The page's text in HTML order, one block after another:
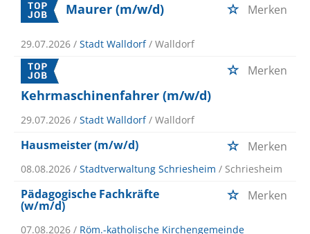
Maurer (m/w/d) Merken
29.07.2026 / Stadt Walldorf / Walldorf
Kehrmaschinenfahrer (m/w/d)
Merken
29.07.2026 / Stadt Walldorf / Walldorf
Hausmeister (m/w/d) Merken
08.08.2026 / Stadtverwaltung Schriesheim / Schriesheim
Pädagogische Fachkräfte
(w/m/d)
Merken
07.08.2026 / Röm.-katholische Kirchengemeinde